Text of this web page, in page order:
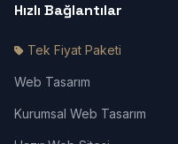
Hızlı Bağlantılar
Tek Fiyat Paketi
Web Tasarım
Kurumsal Web Tasarım